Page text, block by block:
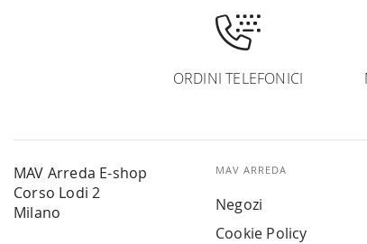
ORDINI TELEFONICI
MAV Arreda E-shop
Corso Lodi 2
Milano
MAV ARREDA
Negozi
Cookie Policy